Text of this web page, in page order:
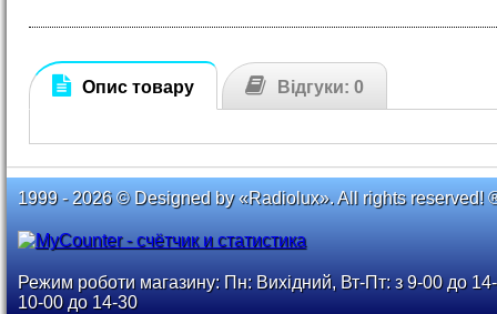
Опис товару Відгуки: 0
1999 - 2026 © Designed by «Radiolux». All rights reserved!
Режим роботи магазину: Пн: Вихідний, Вт-Пт: з 9-00 до
10-00 до 14-30